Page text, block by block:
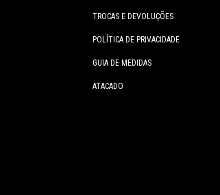
TROCAS E DEVOLUÇÕES
POLÍTICA DE PRIVACIDADE
GUIA DE MEDIDAS
ATACADO